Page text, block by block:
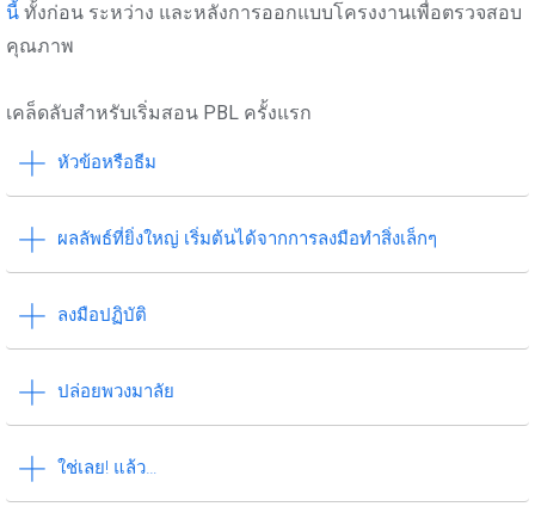
นี้ ทั้งก่อน ระหว่าง และหลังการออกแบบโครงงานเพื่อตรวจสอบ
คุณภาพ
เคล็ดลับสำหรับเริ่มสอน PBL ครั้งแรก
หัวข้อหรือธีม
ผลลัพธ์ที่ยิ่งใหญ่ เริ่มต้นได้จากการลงมือทำสิ่งเล็กๆ
ลงมือปฏิบัติ
ปล่อยพวงมาลัย
ใช่เลย! แล้ว…